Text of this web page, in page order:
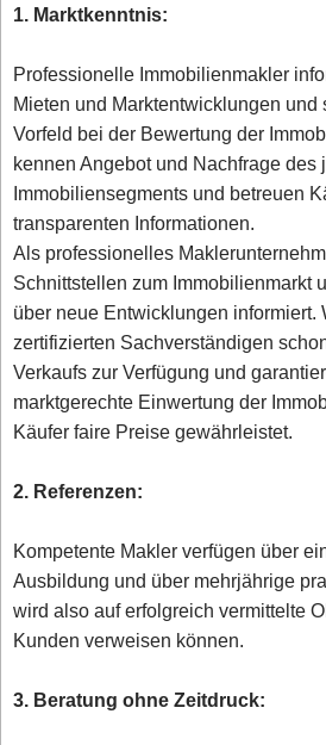
1. Marktkenntnis:
Professionelle Immobilienmakler
Mieten und Marktentwicklungen und
Vorfeld bei der Bewertung der
kennen Angebot und Nachfrage des
Immobiliensegments und betreuen
transparenten Informationen.
Als professionelles
Schnittstellen zum Immobilienmarkt
über neue Entwicklungen informiert.
zertifizierten Sachverständigen
Verkaufs zur Verfügung und
marktgerechte Einwertung der
Käufer faire Preise gewährleistet.
2. Referenzen:
Kompetente Makler verfügen über
Ausbildung und über mehrjährige
wird also auf erfolgreich vermittelte
Kunden verweisen können.
3. Beratung ohne Zeitdruck: